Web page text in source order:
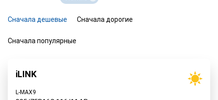
Сначала дешевые Сначала дорогие
Сначала популярные
iLINK
L-MAX9